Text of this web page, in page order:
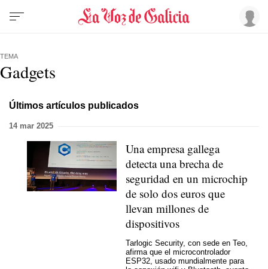
TEMA
Gadgets
Últimos artículos publicados
14 mar 2025
Una empresa gallega
detecta una brecha de
seguridad en un microchip
de solo dos euros que
llevan millones de
dispositivos
Tarlogic Security, con sede en Teo,
afirma que el microcontrolador
ESP32, usado mundialmente para